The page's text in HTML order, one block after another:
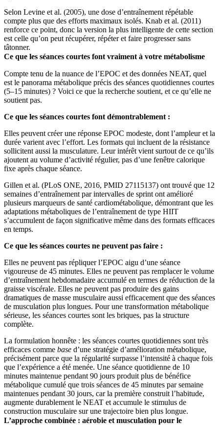
Selon Levine et al. (2005), une dose d’entraînement répétable
compte plus que des efforts maximaux isolés. Knab et al. (2011)
renforce ce point, donc la version la plus intelligente de cette section
est celle qu’on peut récupérer, répéter et faire progresser sans
tâtonner.
Ce que les séances courtes font vraiment à votre métabolisme
Compte tenu de la nuance de l’EPOC et des données NEAT, quel
est le panorama métabolique précis des séances quotidiennes courtes
(5–15 minutes) ? Voici ce que la recherche soutient, et ce qu’elle ne
soutient pas.
Ce que les séances courtes font démontrablement :
Elles peuvent créer une réponse EPOC modeste, dont l’ampleur et la
durée varient avec l’effort. Les formats qui incluent de la résistance
sollicitent aussi la musculature. Leur intérêt vient surtout de ce qu’ils
ajoutent au volume d’activité régulier, pas d’une fenêtre calorique
fixe après chaque séance.
Gillen et al. (PLoS ONE, 2016, PMID 27115137) ont trouvé que 12
semaines d’entraînement par intervalles de sprint ont amélioré
plusieurs marqueurs de santé cardiométabolique, démontrant que les
adaptations métaboliques de l’entraînement de type HIIT
s’accumulent de façon significative même dans des formats efficaces
en temps.
Ce que les séances courtes ne peuvent pas faire :
Elles ne peuvent pas répliquer l’EPOC aigu d’une séance
vigoureuse de 45 minutes. Elles ne peuvent pas remplacer le volume
d’entraînement hebdomadaire accumulé en termes de réduction de la
graisse viscérale. Elles ne peuvent pas produire des gains
dramatiques de masse musculaire aussi efficacement que des séances
de musculation plus longues. Pour une transformation métabolique
sérieuse, les séances courtes sont les briques, pas la structure
complète.
La formulation honnête : les séances courtes quotidiennes sont très
efficaces comme base d’une stratégie d’amélioration métabolique,
précisément parce que la régularité surpasse l’intensité à chaque fois
que l’expérience a été menée. Une séance quotidienne de 10
minutes maintenue pendant 90 jours produit plus de bénéfice
métabolique cumulé que trois séances de 45 minutes par semaine
maintenues pendant 30 jours, car la première construit l’habitude,
augmente durablement le NEAT et accumule le stimulus de
construction musculaire sur une trajectoire bien plus longue.
L’approche combinée : aérobie et musculation pour le